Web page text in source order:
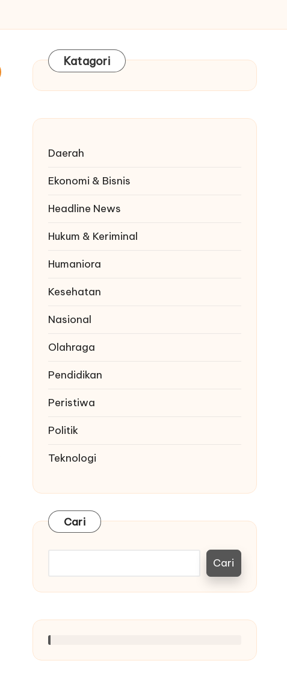
Katagori
Daerah
Ekonomi & Bisnis
Headline News
Hukum & Keriminal
Humaniora
Kesehatan
Nasional
Olahraga
Pendidikan
Peristiwa
Politik
Teknologi
Cari
Cari